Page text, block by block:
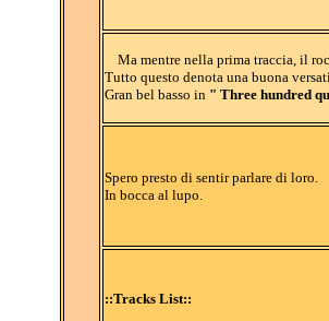
Ma mentre nella prima traccia, il
Tutto questo denota una buona
Gran bel basso in " Three hundred
Spero presto di sentir parlare di loro.
In bocca al lupo.
::Tracks List::